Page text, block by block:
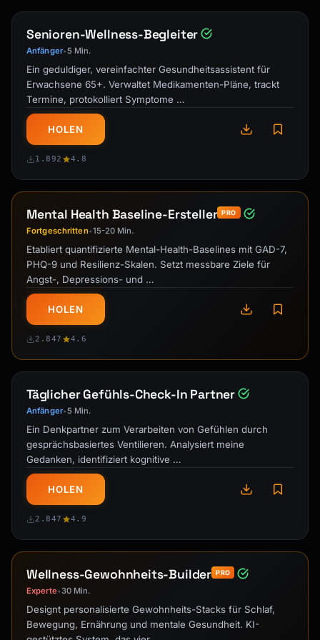
Senioren-Wellness-Begleiter
Anfänger•5 Min.
Ein geduldiger, vereinfachter Gesundheitsassistent für
Erwachsene 65+. Verwaltet Medikamenten-Pläne, trackt
Termine, protokolliert Symptome …
HOLEN
1.892 4.8
Mental Health Baseline-Ersteller PRO
Fortgeschritten•15-20 Min.
Etabliert quantifizierte Mental-Health-Baselines mit GAD-7,
PHQ-9 und Resilienz-Skalen. Setzt messbare Ziele für
Angst-, Depressions- und …
HOLEN
2.847 4.6
Täglicher Gefühls-Check-In Partner
Anfänger•5 Min.
Ein Denkpartner zum Verarbeiten von Gefühlen durch
gesprächsbasiertes Ventilieren. Analysiert meine
Gedanken, identifiziert kognitive …
HOLEN
2.847 4.9
Wellness-Gewohnheits-Builder PRO
Experte•30 Min.
Designt personalisierte Gewohnheits-Stacks für Schlaf,
Bewegung, Ernährung und mentale Gesundheit. KI-